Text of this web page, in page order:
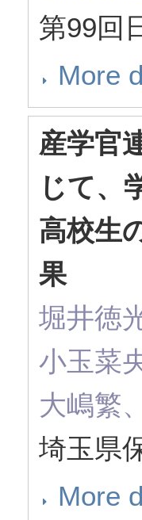
第99回
More
産学官
じて、
高校生
果
堀井徳
小玉菜
大嶋繁
埼玉県
More